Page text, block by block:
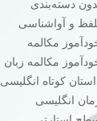
دسته‌بندی
و آواشناسی
مکالمه
مکالمه زبان
کوتاه انگلیسی
انگلیسی